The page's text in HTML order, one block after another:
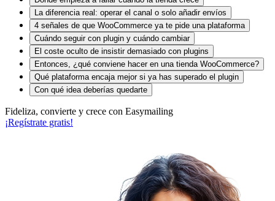
La diferencia real: operar el canal o solo añadir envíos
4 señales de que WooCommerce ya te pide una plataforma
Cuándo seguir con plugin y cuándo cambiar
El coste oculto de insistir demasiado con plugins
Entonces, ¿qué conviene hacer en una tienda WooCommerce?
Qué plataforma encaja mejor si ya has superado el plugin
Con qué idea deberías quedarte
Fideliza, convierte y crece con Easymailing
¡Regístrate gratis!